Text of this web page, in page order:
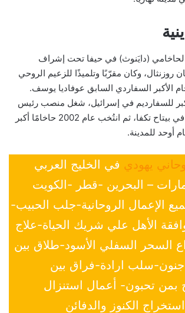
(دايَنوث) في حيفا تحت إشراف
روزنثال، وكان مقرّبًا وتلميذًا للزعيم الروحي
الأكبر السفاردي السابق عوفاديا يوسف.
للسفارديم في إسرائيل، شغل منصب رئيس
المحكمة الحاخامية في بيتاح تكفا، ثم انتُخب عام 2002 حاخامًا أكبر
أوحد للمدينة.
يهودي في الخليج العربي
– البحرين -قطر -الكويت
الإعمال الروحانية-جلب الحبيب-
الأهل علي شريك الحياة-علاج
السحر السفلي الأسود-طلاق بين
سلب ارادة-فراق بين
بمن تحبون- أعمال استنزال
الكنوز والدفائن